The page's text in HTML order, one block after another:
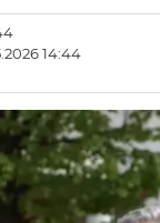
14:44